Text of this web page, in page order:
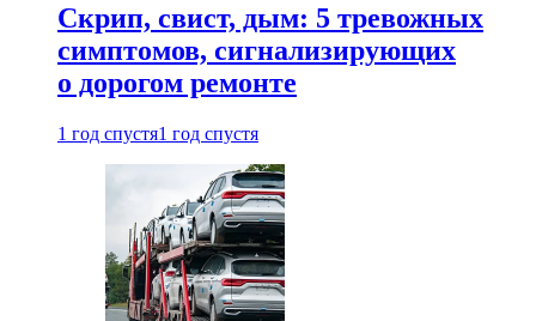
Скрип, свист, дым: 5 тревожных
симптомов, сигнализирующих
о дорогом ремонте
1 год спустя1 год спустя